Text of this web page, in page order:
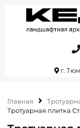
г.
Главная
Тротуарная плитка